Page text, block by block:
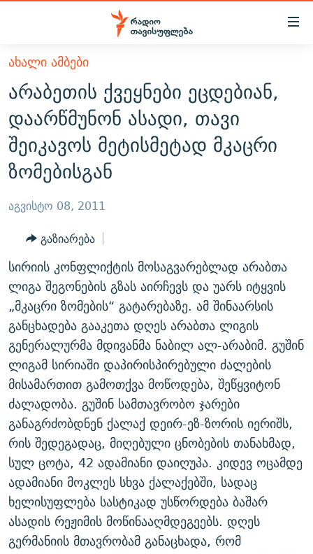
Accessibility
მთავარ
შინაარსზე
დაბრუნება
მთავარ
ნავიგაციაზე
დაბრუნება
ძიებაზე
დაბრუნება
ᲐᲮᲐᲚᲘ ᲐᲛᲑᲔᲑᲘ
ᲗᲔᲛᲔᲑᲘ
ᲞᲝᲚᲘᲢᲘᲙᲐ
ᲔᲙᲝᲜᲝᲛᲘᲙᲐ
ᲡᲐᲖᲝᲒᲐᲓᲝᲔᲑᲐ
ᲙᲣᲚᲢᲣᲠᲐ
ᲕᲘᲓᲔᲝ
ᲑᲚᲝᲒᲔᲑᲘ
ᲞᲝᲓᲙᲐᲡᲢᲔᲑᲘ
ᲐᲡᲐᲗᲘᲐᲜᲘᲡ ᲙᲣᲗᲮᲔ
60 ᲓᲔᲪᲘᲑᲔᲚᲘ
ᲒᲐᲜᲙᲘᲗᲮᲕᲘᲡ ᲓᲦᲔ
ᲓᲘᲚᲘᲡ ᲡᲐᲣᲑᲠᲔᲑᲘ
ᲛᲝᲚᲐᲞᲐᲠᲐᲙᲔ ᲢᲔᲥᲡᲢᲔᲑᲘ
ᲨᲘᲜ - ᲣᲪᲮᲝᲔᲗᲨᲘ
ᲚᲘᲢᲔᲠᲐᲢᲣᲠᲣᲚᲘ ᲬᲐᲮᲜᲐᲒᲔᲑᲘ
ᲐᲛᲔᲠᲘᲙᲣᲚᲘ ᲛᲝᲗᲮᲠᲝᲑᲐ
ᲘᲛᲞᲔᲠᲘᲐ ᲓᲐ ᲠᲐᲓᲘᲝ
ᲒᲐᲓᲐᲪᲔᲛᲔᲑᲘ
ᲤᲔᲜᲝᲕᲐᲜᲘ - 2.10
ᲞᲠᲝᲔᲥᲢᲔᲑᲘ
ᲣᲙᲠᲐᲘᲜᲐᲨᲘ ᲓᲐᲦᲣᲞᲣᲚᲘ ᲥᲐᲠᲗᲕᲔᲚᲘ ᲛᲔᲑᲠᲫᲝᲚᲔᲑᲘ - 2022
ᲓᲐᲛᲝᲣᲙᲘᲓᲔᲑᲚᲝᲑᲘᲡ 100 ᲬᲔᲚᲘ
ᲩᲔᲛᲘ ᲡᲘᲙᲕᲓᲘᲚᲘᲡ ᲛᲘᲖᲔᲖᲘᲐ COVID-19
11 ᲬᲔᲚᲘ - 11 ᲐᲛᲑᲐᲕᲘ
ᲡᲐᲞᲐᲠᲚᲐᲛᲔᲜᲢᲝ ᲐᲠᲩᲔᲕᲜᲔᲑᲘᲡ ᲘᲡᲢᲝᲠᲘᲐ
ᲑᲐᲕᲨᲕᲔᲑᲘ ᲞᲠᲝᲡᲢᲘᲢᲣᲪᲘᲐᲨᲘ - ᲐᲛᲝᲣᲗᲥᲛᲔᲚᲘ ᲐᲛᲑᲐᲕᲘ
5 ᲐᲛᲑᲐᲕᲘ - 20 ᲘᲕᲜᲘᲡᲡ ᲓᲐᲨᲐᲕᲔᲑᲣᲚᲔᲑᲘ
ᲐᲒᲕᲘᲡᲢᲝᲡ ᲝᲛᲘ
ПРИВЕТ ᲙᲣᲚᲢᲣᲠᲐ
ЭХО КАВКАЗА
ᲒᲐᲛᲝᲘᲬᲔᲠᲔ
რთე/რთ-ის ყველა საიტი
ᲐᲮᲐᲚᲘ ᲐᲛᲑᲔᲑᲘ
არაბეთის ქვეყნები ეცდებიან,
დაარწმუნონ ასადი, თავი
შეიკავოს მეტისმეტად მკაცრი
ზომებისგან
აგვისტო 08, 2011
გაზიარება
სირიის კონფლიქტის მოსაგვარებლად არაბთა
ლიგა შეგონების გზას აირჩევს და უარს იტყვის
„მკაცრი ზომების“ გატარებაზე. ამ შინაარსის
განცხადება გააკეთა დღეს არაბთა ლიგის
გენერალურმა მდივანმა ნაბილ ალ-არაბიმ. გუშინ
ლიგამ სირიაში დაპირისპირებული ძალების
მისამართით გამოთქვა მოწოდება, შეწყვიტონ
ძალადობა. გუშინ სამთავრობო ჯარები
განაგრძობდნენ ქალაქ დეირ-ეზ-ზორის იერიშს,
რის შედეგადაც, მიღებული ცნობების თანახმად,
სულ ცოტა, 42 ადამიანი დაიღუპა. კიდევ ოცამდე
ადამიანი მოკლეს სხვა ქალაქებში, სადაც
ხელისუფლება სასტიკად უსწორდება ბაშარ
ასადის რეჟიმის მოწინააღმდეგეებს. დღეს
გერმანიის მთავრობამ განაცხადა, რომ